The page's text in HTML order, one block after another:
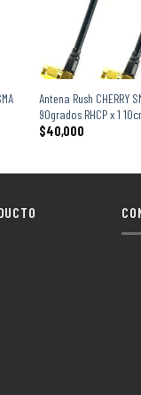
+
Antena Rush CHERRY
90grados RHCP x 1
$40,000